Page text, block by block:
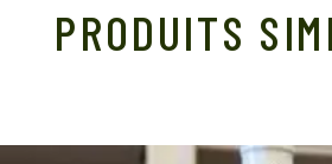
PRODUITS